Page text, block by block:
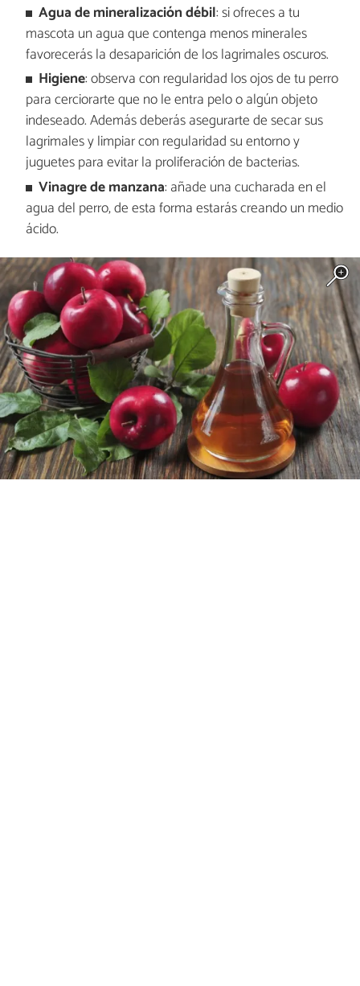
Agua de mineralización débil: si ofreces a tu
mascota un agua que contenga menos minerales
favorecerás la desaparición de los lagrimales oscuros.
Higiene: observa con regularidad los ojos de tu perro
para cerciorarte que no le entra pelo o algún objeto
indeseado. Además deberás asegurarte de secar sus
lagrimales y limpiar con regularidad su entorno y
juguetes para evitar la proliferación de bacterias.
Vinagre de manzana: añade una cucharada en el
agua del perro, de esta forma estarás creando un medio
ácido.